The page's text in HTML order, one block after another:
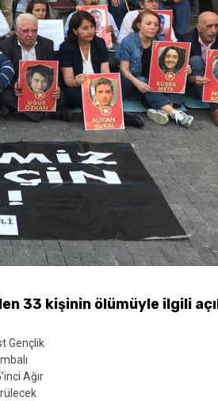
33 kişinin ölümüyle ilgili
Gençlik
Ağır